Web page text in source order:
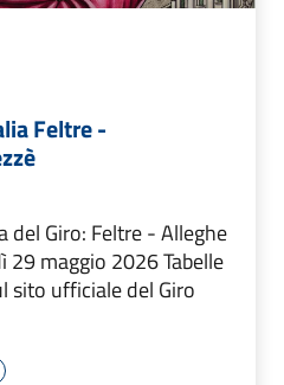
Feltre -
del Giro: Feltre - Alleghe
29 maggio 2026 Tabelle
sito ufficiale del Giro